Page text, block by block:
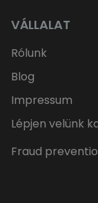
VÁLLALAT
Rólunk
Blog
Impressum
Lépjen velünk
Fraud